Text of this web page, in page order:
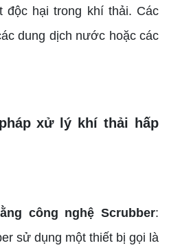
độc hại trong khí thải. Các
dung dịch nước hoặc các
xử lý khí thải hấp
công nghệ Scrubber:
sử dụng một thiết bị gọi là